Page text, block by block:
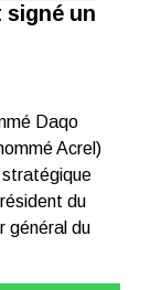
signé un
Daqo
Acrel)
du
général du